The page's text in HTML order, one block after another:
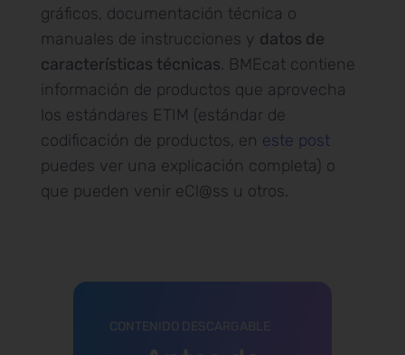
gráficos, documentación técnica o
manuales de instrucciones y datos de
características técnicas. BMEcat contiene
información de productos que aprovecha
los estándares ETIM (estándar de
codificación de productos, en este post
puedes ver una explicación completa) o
que pueden venir eCl@ss u otros.
CONTENIDO DESCARGABLE